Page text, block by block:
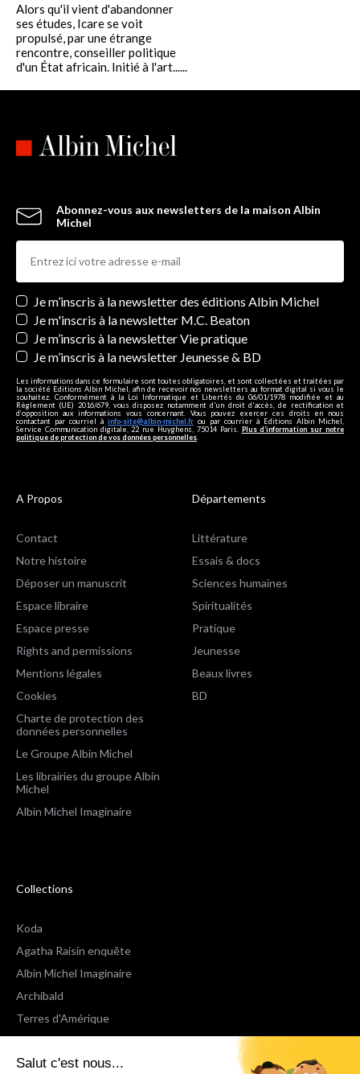
Salut c'est nous...
Alors qu'il vient d'abandonner
ses études, Icare se voit
propulsé, par une étrange
rencontre, conseiller politique
d'un État africain. Initié à l'art......
Abonnez-vous aux newsletters de la maison Albin
Michel
Newsletters
Je m’inscris à la newsletter des éditions Albin Michel
Je m'inscris à la newsletter M.C. Beaton
Je m’inscris à la newsletter Vie pratique
Je m’inscris à la newsletter Jeunesse & BD
Les informations dans ce formulaire sont toutes obligatoires, et sont collectées et traitées par
la société Editions Albin Michel, afin de recevoir nos newsletters au format digital si vous le
souhaitez. Conformément à la Loi Informatique et Libertés du 06/01/1978 modifiée et au
Règlement (UE) 2016/679, vous disposez notamment d'un droit d'accès, de rectification et
d’opposition aux informations vous concernant. Vous pouvez exercer ces droits en nous
contactant par courriel à info-site@albin-michel.fr ou par courrier à Editions Albin Michel,
Service Communication digitale, 22 rue Huyghens, 75014 Paris. Plus d’information sur notre
politique de protection de vos données personnelles
A Propos
Contact
Notre histoire
Déposer un manuscrit
Espace libraire
Espace presse
Rights and permissions
Mentions légales
Cookies
Charte de protection des
données personnelles
Le Groupe Albin Michel
Les librairies du groupe Albin
Michel
Albin Michel Imaginaire
Départements
Littérature
Essais & docs
Sciences humaines
Spiritualités
Pratique
Jeunesse
Beaux livres
BD
Collections
Koda
Agatha Raisin enquête
Albin Michel Imaginaire
Archibald
Terres d'Amérique
Espaces Libres Poche
NOX